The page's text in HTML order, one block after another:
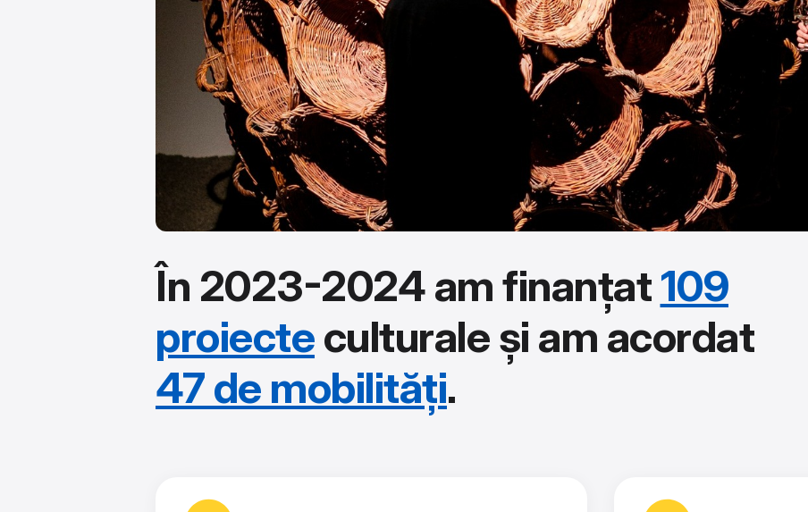
În 2023-2024 am finanțat109
proiecteculturale și am acordat
47 de mobilități.